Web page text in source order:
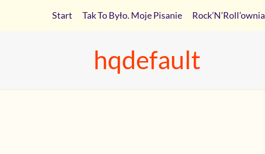
Start Tak To Było. Moje Pisanie Rock’N’Roll’ownia
hqdefault